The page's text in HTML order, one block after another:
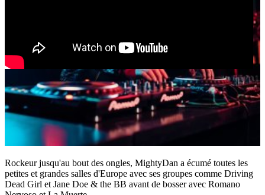
Rockeur jusqu'au bout des ongles, MightyDan a écumé toutes les
petites et grandes salles d'Europe avec ses groupes comme Driving
Dead Girl et Jane Doe & the BB avant de bosser avec Romano